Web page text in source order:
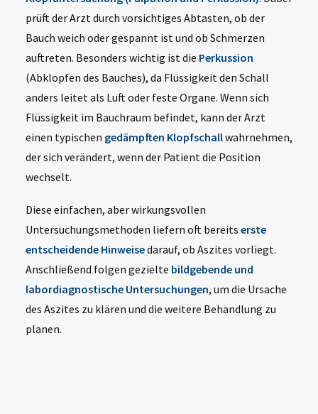
prüft der Arzt durch vorsichtiges Abtasten, ob der
Bauch weich oder gespannt ist und ob Schmerzen
auftreten. Besonders wichtig ist die Perkussion
(Abklopfen des Bauches), da Flüssigkeit den Schall
anders leitet als Luft oder feste Organe. Wenn sich
Flüssigkeit im Bauchraum befindet, kann der Arzt
einen typischen gedämpften Klopfschallwahrnehmen,
der sich verändert, wenn der Patient die Position
wechselt.
Diese einfachen, aber wirkungsvollen
Untersuchungsmethoden liefern oft bereits erste
entscheidende Hinweisedarauf, ob Aszites vorliegt.
Anschließend folgen gezielte bildgebende und
labordiagnostische Untersuchungen, um die Ursache
des Aszites zu klären und die weitere Behandlung zu
planen.